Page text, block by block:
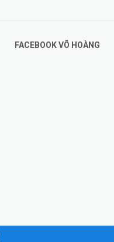
FACEBOOK VÕ HOÀNG